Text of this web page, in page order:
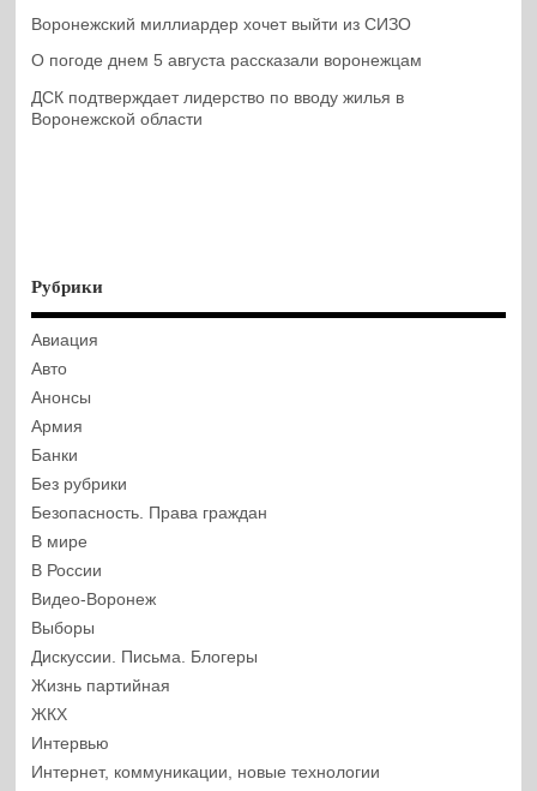
Воронежский миллиардер хочет выйти из СИЗО
О погоде днем 5 августа рассказали воронежцам
ДСК подтверждает лидерство по вводу жилья в
Воронежской области
Рубрики
Авиация
Авто
Анонсы
Армия
Банки
Без рубрики
Безопасность. Права граждан
В мире
В России
Видео-Воронеж
Выборы
Дискуссии. Письма. Блогеры
Жизнь партийная
ЖКХ
Интервью
Интернет, коммуникации, новые технологии